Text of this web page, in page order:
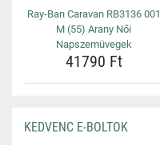
Ray-Ban Caravan RB3136 001
M (55) Arany Női
Napszemüvegek
41790 Ft
KEDVENC E-BOLTOK